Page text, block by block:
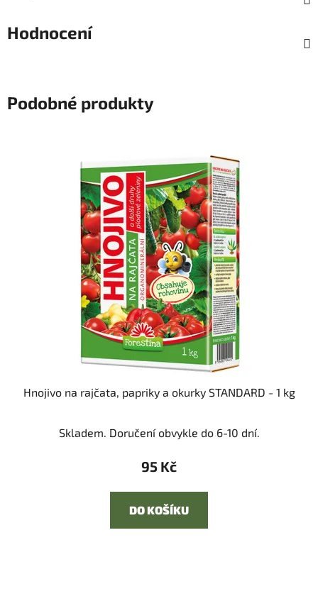
Hodnocení
Podobné produkty
Hnojivo na rajčata, papriky a okurky STANDARD - 1 kg
Skladem. Doručení obvykle do 6-10 dní.
95 Kč
DO KOŠÍKU